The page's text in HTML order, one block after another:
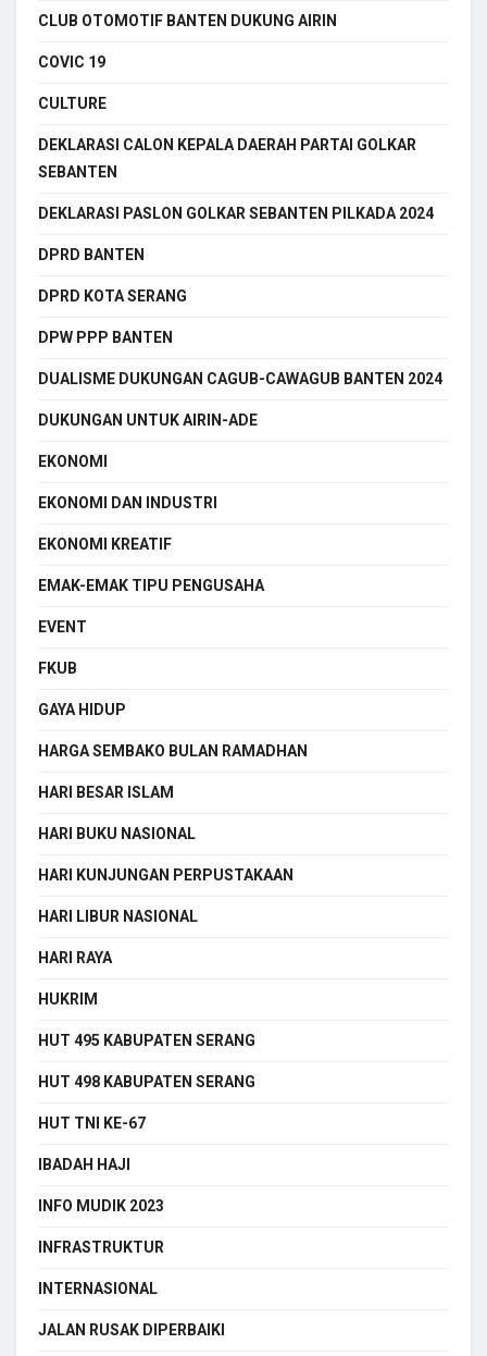
CLUB OTOMOTIF BANTEN DUKUNG AIRIN
COVIC 19
CULTURE
DEKLARASI CALON KEPALA DAERAH PARTAI GOLKAR
SEBANTEN
DEKLARASI PASLON GOLKAR SEBANTEN PILKADA 2024
DPRD BANTEN
DPRD KOTA SERANG
DPW PPP BANTEN
DUALISME DUKUNGAN CAGUB-CAWAGUB BANTEN 2024
DUKUNGAN UNTUK AIRIN-ADE
EKONOMI
EKONOMI DAN INDUSTRI
EKONOMI KREATIF
EMAK-EMAK TIPU PENGUSAHA
EVENT
FKUB
GAYA HIDUP
HARGA SEMBAKO BULAN RAMADHAN
HARI BESAR ISLAM
HARI BUKU NASIONAL
HARI KUNJUNGAN PERPUSTAKAAN
HARI LIBUR NASIONAL
HARI RAYA
HUKRIM
HUT 495 KABUPATEN SERANG
HUT 498 KABUPATEN SERANG
HUT TNI KE-67
IBADAH HAJI
INFO MUDIK 2023
INFRASTRUKTUR
INTERNASIONAL
JALAN RUSAK DIPERBAIKI